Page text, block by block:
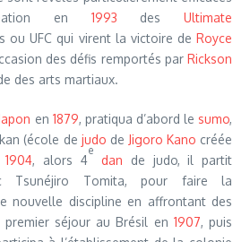
en 1993 desUltimate
ou UFC qui virent la victoire de Royce
des défis remportés par Rickson
des arts martiaux.
en 1879, pratiqua d’abord le sumo,
(école de judo de Jigoro Kano créée
1904, alors 4
e
dan de judo, il partit
Tsunéjiro Tomita, pour faire la
nouvelle discipline en affrontant des
séjour au Brésil en 1907, puis